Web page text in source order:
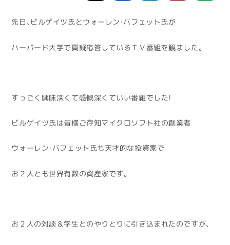
先日、ビルゲイツ氏とウォーレン・バフェット氏が
ハーバード大学で質疑応答しているＴＶ番組を観ました。
すっごく興味深くて感慨深くていい番組でした！
ビルゲイツ氏は皆様ご存知マイクロソフト社の創業者
ウォーレン・バフェット氏も天才的な投資家で
お２人とも世界有数の資産家です。
お２人の対談＆学生とのやりとりに引き込まれたのですが、